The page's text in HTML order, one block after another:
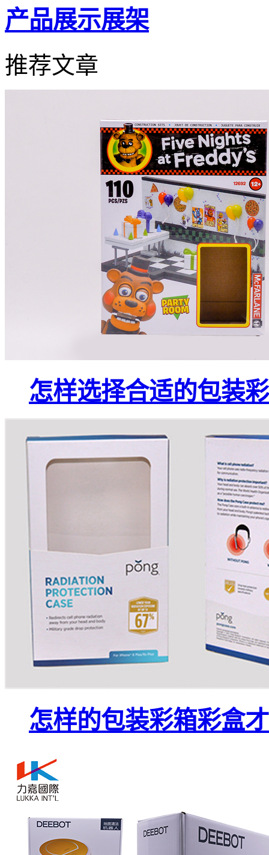
产品展示展架
推荐文章
怎样选择合适的包装
怎样的包装彩箱彩盒